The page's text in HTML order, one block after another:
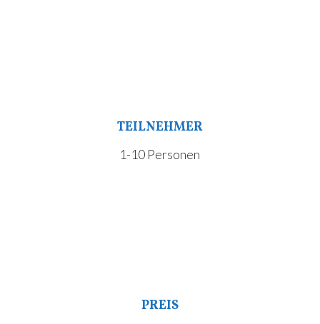
TEILNEHMER
1-10 Personen
PREIS